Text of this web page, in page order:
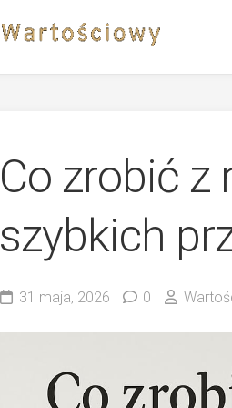
Co zrobić z
szybkich
31 maja, 2026 0